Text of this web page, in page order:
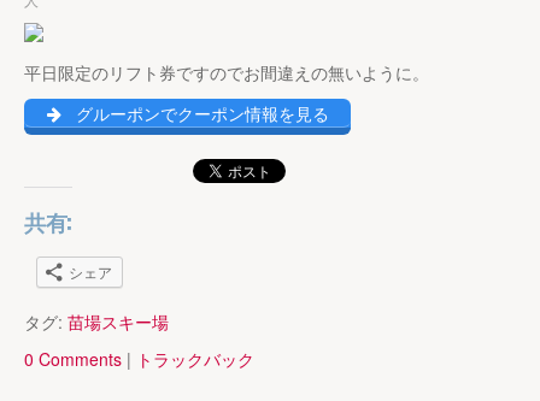
平日限定のリフト券ですのでお間違えの無いように。
グルーポンでクーポン情報を見る
共有:
シェア
タグ: 苗場スキー場
0 Comments | トラックバック